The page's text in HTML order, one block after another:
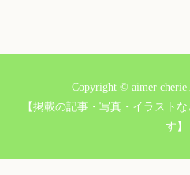
Copyright © aimer cherie
【掲載の記事・写真・イラスト
す】